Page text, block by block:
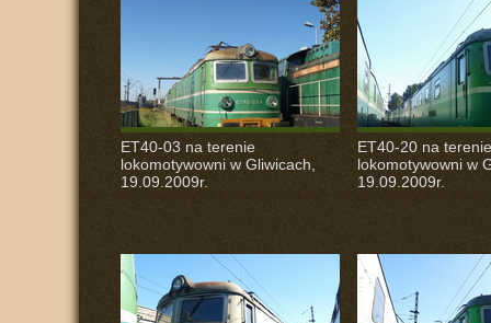
ET40-03 na terenie
lokomotywowni w Gliwicach,
19.09.2009r.
ET40-20 na terenie
lokomotywowni w
19.09.2009r.